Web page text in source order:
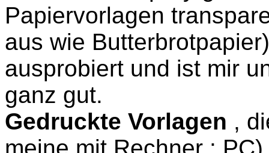
Papiervorlagen
aus wie
ausprobiert und ist mir
ganz gut.
Gedruckte Vorlagen ,